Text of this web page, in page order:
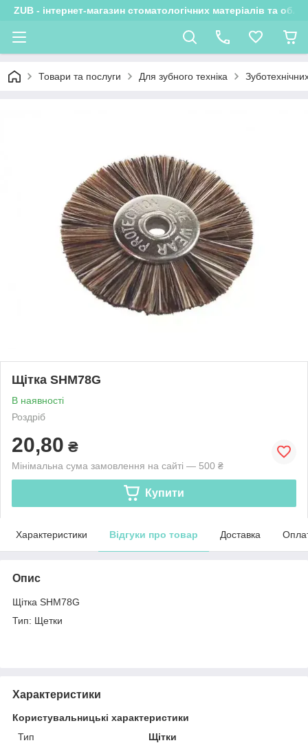
ZUB - інтернет-магазин стоматологічних матеріалів та
Товари та послуги Для зубного техніка
Щітка SHM78G
В наявності
Роздріб
20,80 ₴
Мінімальна сума замовлення на сайті — 500 ₴
Купити
Характеристики Відгуки про товар Доставка
Опис
Щітка SHM78G
Тип: Щетки
Характеристики
Користувальницькі характеристики
Тип
Щітки